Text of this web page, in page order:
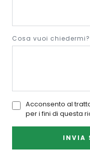
Cosa vuoi
Acconsento al
per i fini di questa
INVIA